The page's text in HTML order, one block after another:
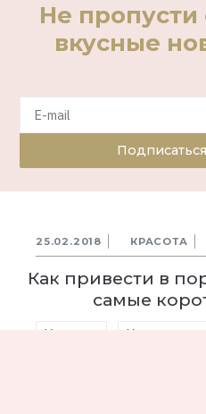
Не
вкусные
Подписаться
25.02.2018 КРАСОТА
Как привести в
самые
Красота